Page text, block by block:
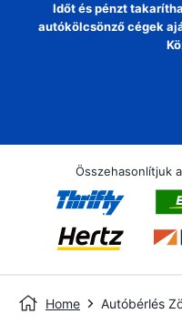
Időt és pénzt
autókölcsönző cégek
Összehasonlítjuk
Home Autóbérlés